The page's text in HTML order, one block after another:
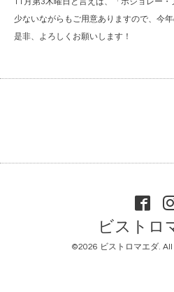
少ないながらもご用意ありますので、今
是非、よろしくお願いします！
ビストロ
©2026 ビストロマエダ.